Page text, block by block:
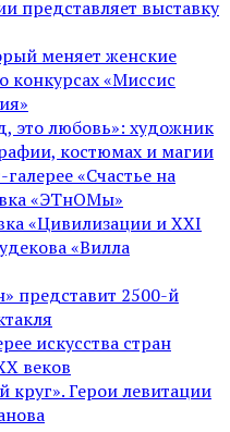
представляет выставку
меняет женские
конкурсах «Миссис
это любовь»: художник
костюмах и магии
«Счастье на
«ЭТнОМы»
«Цивилизации и ХХI
«Вилла
представит 2500-й
искусства стран
веков
круг». Герои левитации